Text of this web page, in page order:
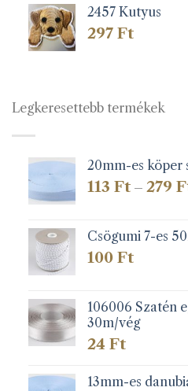
2457 Kutyus
297 Ft
Legkeresettebb termékek
20mm-es köper
113 Ft – 279
Csögumi 7-es
100 Ft
106006 Szatén
30m/vég
24 Ft
13mm-es